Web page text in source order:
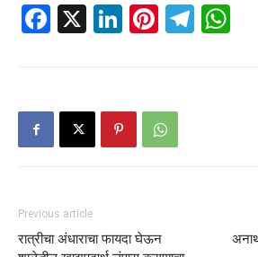
Facebook
X LinkedIn
Previous article
रात्रीचा अंधाराचा फायदा घेऊन